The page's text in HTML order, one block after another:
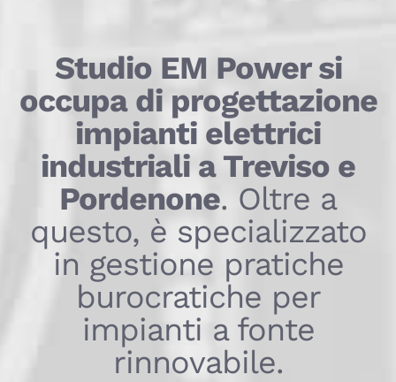
Studio EM Power si
occupa di progettazione
impianti elettrici
industriali a Treviso e
Pordenone. Oltre a
questo, è specializzato
in gestione pratiche
burocratiche per
impianti a fonte
rinnovabile.